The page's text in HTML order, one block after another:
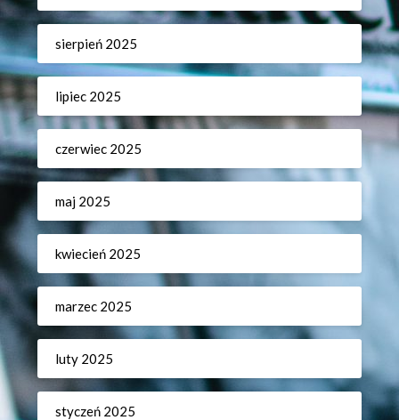
sierpień 2025
lipiec 2025
czerwiec 2025
maj 2025
kwiecień 2025
marzec 2025
luty 2025
styczeń 2025